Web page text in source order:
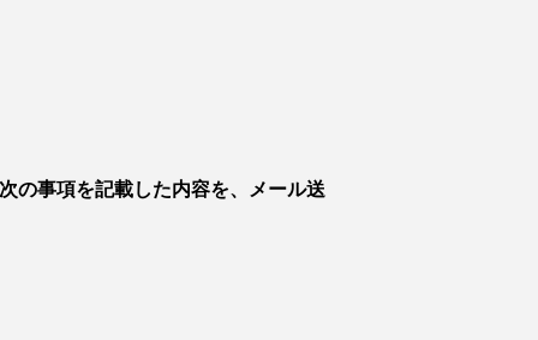
の事項を記載した内容を、メール送